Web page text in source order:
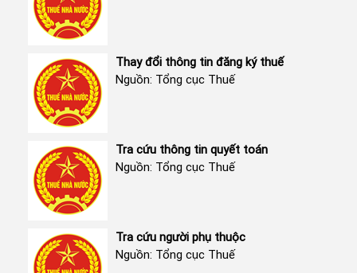
Thay đổi thông tin đăng ký thuế
Nguồn: Tổng cục Thuế
Tra cứu thông tin quyết toán
Nguồn: Tổng cục Thuế
Tra cứu người phụ thuộc
Nguồn: Tổng cục Thuế